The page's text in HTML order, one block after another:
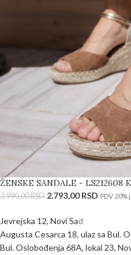
ŽENSKE SANDALE - LS212608
3.990,00RSD 2.793,00RSD PDV
Jevrejska 12, Novi Sad
Augusta Cesarca 18, ulaz sa Bul.
Bul. Oslobođenja 68A, lokal 23,